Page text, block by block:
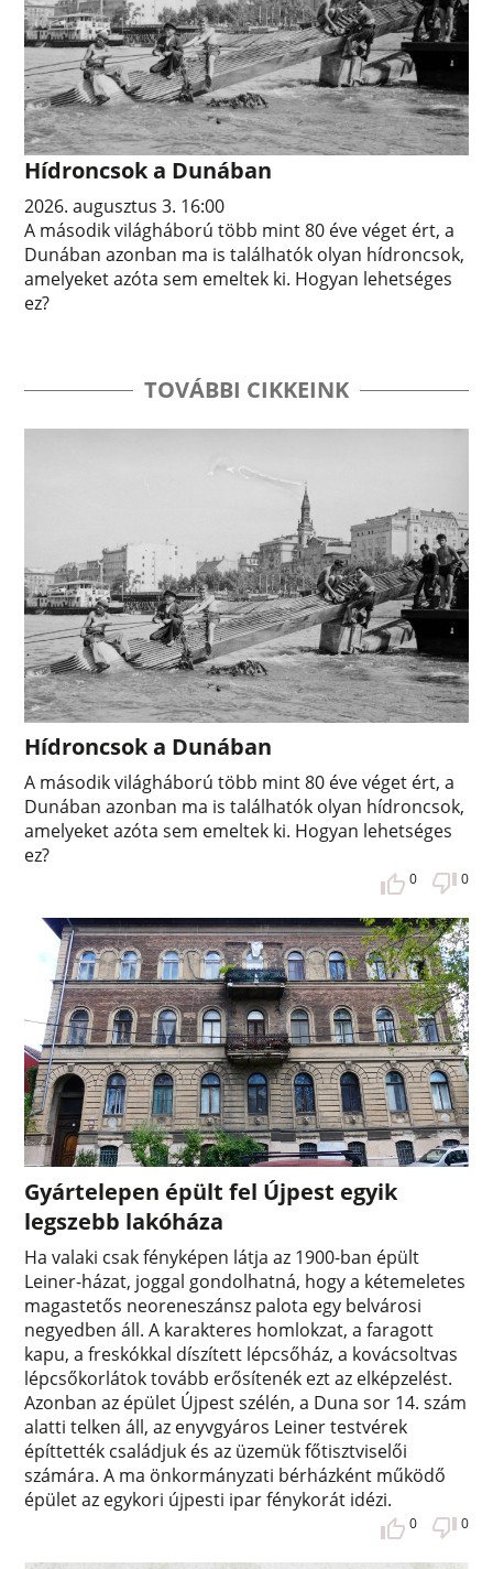
Hídroncsok a Dunában
2026. augusztus 3. 16:00
A második világháború több mint 80 éve véget ért, a
Dunában azonban ma is találhatók olyan hídroncsok,
amelyeket azóta sem emeltek ki. Hogyan lehetséges
ez?
TOVÁBBI CIKKEINK
Hídroncsok a Dunában
A második világháború több mint 80 éve véget ért, a
Dunában azonban ma is találhatók olyan hídroncsok,
amelyeket azóta sem emeltek ki. Hogyan lehetséges
ez?
0 0
Gyártelepen épült fel Újpest egyik
legszebb lakóháza
Ha valaki csak fényképen látja az 1900-ban épült
Leiner-házat, joggal gondolhatná, hogy a kétemeletes
magastetős neoreneszánsz palota egy belvárosi
negyedben áll. A karakteres homlokzat, a faragott
kapu, a freskókkal díszített lépcsőház, a kovácsoltvas
lépcsőkorlátok tovább erősítenék ezt az elképzelést.
Azonban az épület Újpest szélén, a Duna sor 14. szám
alatti telken áll, az enyvgyáros Leiner testvérek
építtették családjuk és az üzemük főtisztviselői
számára. A ma önkormányzati bérházként működő
épület az egykori újpesti ipar fénykorát idézi.
0 0